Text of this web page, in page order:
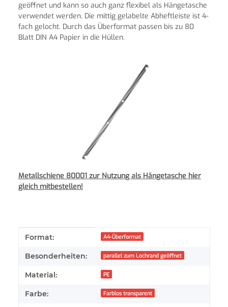
geöffnet und kann so auch ganz flexibel als Hängetasche
verwendet werden. Die mittig gelabelte Abheftleiste ist 4-
fach gelocht. Durch das Überformat passen bis zu 80
Blatt DIN A4 Papier in die Hüllen.
Metallschiene 80001 zur Nutzung als Hängetasche hier
gleich mitbestellen!
Produkteigenschaft
Wert
Format: A4-Überformat
Besonderheiten: parallel zum Lochrand geöffnet
Material: PE
Farbe: Farblos transparent